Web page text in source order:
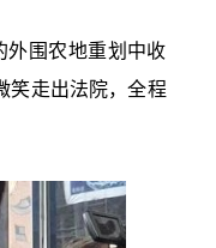
外围农地重划中收
笑走出法院，全程